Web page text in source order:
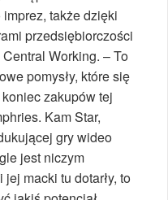
także dzięki
przedsiębiorczości
Working. – To
pomysły, które się
zakupów tej
Kam Star,
gry wideo
jest niczym
macki tu dotarły, to